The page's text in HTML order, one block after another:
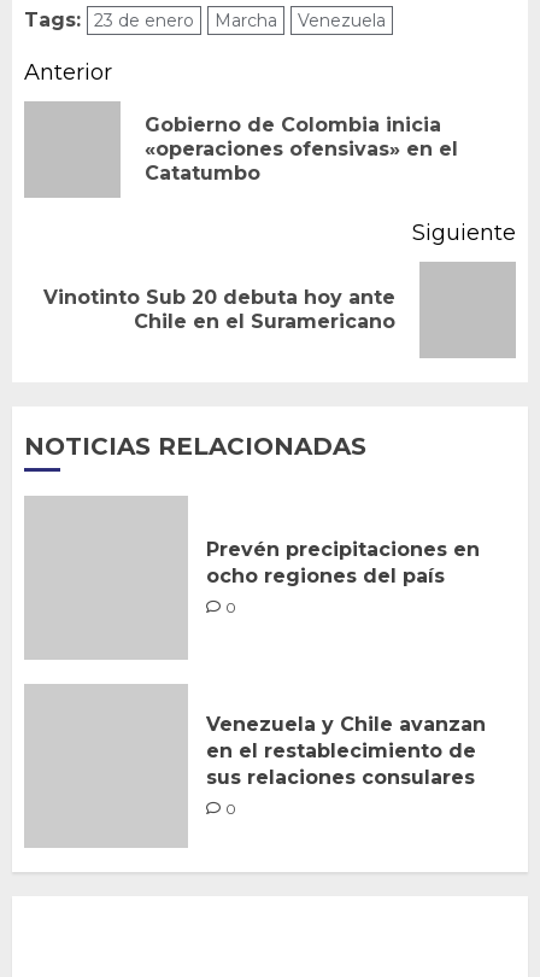
Tags: 23 de enero Marcha Venezuela
Navegación
entradas
Anterior
Gobierno de Colombia inicia
«operaciones ofensivas» en el
Catatumbo
Siguiente
Siguiente
Vinotinto Sub 20 debuta hoy ante
Chile en el Suramericano
NOTICIAS RELACIONADAS
Prevén precipitaciones en
ocho regiones del país
0
Venezuela y Chile avanzan
en el restablecimiento de
sus relaciones consulares
0